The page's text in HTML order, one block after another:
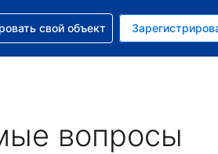
— Российский рубль
язык — На русском
с бронированием
свой объект
вопросы